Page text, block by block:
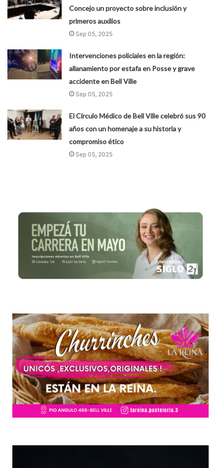
Concejo un proyecto sobre inclusión y
primeros auxilios
Sep 05, 2025
Intervenciones policiales en la región:
allanamiento por estafa en Posse y grave
accidente en Bell Ville
Sep 05, 2025
El Círculo Médico de Bell Ville celebró sus 90
años con un homenaje a su historia y
compromiso ético
Sep 05, 2025